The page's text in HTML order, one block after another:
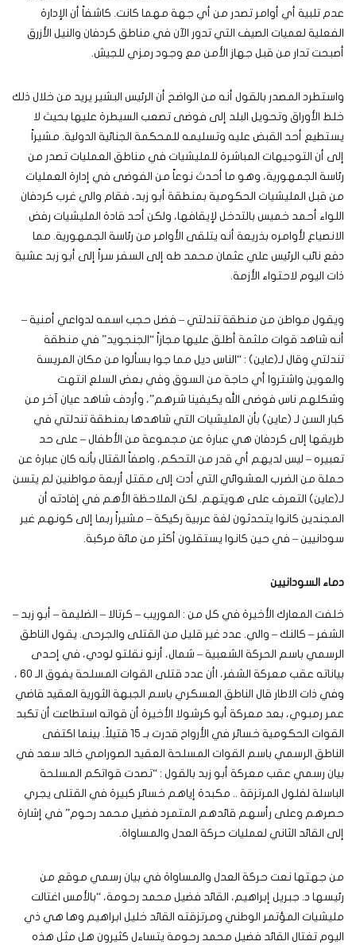
عدم تلبية أي أوامر تصدر من أي جهة مهما كانت. كاشفاً أن الإدارة
الفعلية لعميات الصيف التي تدور الآن في مناطق كردفان والنيل الأزرق
أصبحت تدار من قبل جهاز الأمن مع وجود رمزي للجيش.
واستطرد المصدر بالقول أنه من الواضح أن الرئيس البشير يريد من خلال ذلك
خلط الأوراق وتحويل البلد إلى فوضى تصعب السيطرة عليها بحيث لا
يستطيع أحد القبض عليه وتسليمه للمحكمة الجنائية الدولية. مشيراً
إلى أن التوجيهات المباشرة للمليشيات في مناطق العمليات تصدر من
رئاسة الجمهورية، وهو ما أحدث نوعاً من الفوضى في إدارة العمليات
من قبل المليشيات الحكومية بمنطقة أبو زبد، فقام والي غرب كردفان
اللواء أحمد خميس بالتدخل لإيقافها، ولكن أحد قادة المليشيات رفض
الانصياع لأوامره بذريعة أنه يتلقى الأوامر من رئاسة الجمهورية. مما
دفع نائب الرئيس علي عثمان محمد طه إلى السفر سراً إلى أبو زبد عشية
ذات اليوم لاحتواء الأزمة.
ويقول مواطن من منطقة تندلتي – فضل حجب اسمه لدواعي أمنية –
أنه شاهد قوات ملثمة أطلق عليها مجازاً “الجنجويد” في منطقة
تندلتي وقال لـ(عاين) : “الناس ديل مما جوا بسألوا من مكان المريسة
والعوين واشتروا أي حاجة من السوق وفي بعض السلع انتهت
وشكلهم ناس فوضى الله يكيفينا شرهم”، وأردف شاهد عيان آخر من
كبار السن لـ (عاين) بأن المليشيات التي شاهدها بمنطقة تندلتي في
طريقها إلى كردفان هي عبارة عن مجموعة من الأطفال – على حد
تعبيره – ليس لديهم أي قدر من التحكم، واصفاً القتال بأنه كان عبارة عن
حملة من الضرب العشوائي التي أدت إلى مقتل أربعة مواطنين لم يتسن
لـ(عاين) التعرف على هويتهم. لكن الملاحظة الأهم في إفادته أن
المجندين كانوا يتحدثون لغة عربية ركيكة – مشيراً ربما إلى كونهم غير
سودانيين – في حين كانوا يستقلون أكثر من مائة مركبة.
دماء السودانيين
خلفت المعارك الأخيرة في كل من : الموريب – كرتالا – الضليمة – أبو زبد –
الشفر – كالنك – والي. عدد غير قليل من القتلى والجرحى. يقول الناطق
الرسمي باسم الحركة الشعبية – شمال، أرنو نقلتو لودي، في إحدى
بياناته عقب معركة الشفر، اأن عدد قتلى القوات المسلحة يفوق الـ 60 ،
وفي ذات الاطار قال الناطق العسكري باسم الجبهة الثورية العقيد قاضي
عمر رمبوي، بعد معركة أبو كرشولا الأخيرة أن قواته استطاعت أن تكبد
القوات الحكومية خسائر في الأرواح قدرت بـ 15 قتيلاً. بينما اكتفى
الناطق الرسمي باسم القوات المسلحة العقيد الصورامي خالد سعد في
بيان رسمي عقب معركة أبو زبد بالقول : “تصدت قواتكم المسلحة
الباسلة لفلول المرتزقة .. مكبدة إياهم خسائر كبيرة في القتلى يجري
حصرهم وعلى رأسهم قائدهم المتمرد فضيل محمد رحوم” في إشارة
إلى القائد الثاني لعمليات حركة العدل والمساواة.
من جهتها نعت حركة العدل والمساواة في بيان رسمي موقع من
رئيسها د. جبريل إبراهيم، القائد فضيل محمد رحومة، “بالأمس اغتالت
مليشيات المؤتمر الوطني ومرتزقته القائد خليل ابراهيم وها هي ذي
اليوم تغتال القائد فضيل محمد رحومة يتساءل كثيرون هل مثل هذه